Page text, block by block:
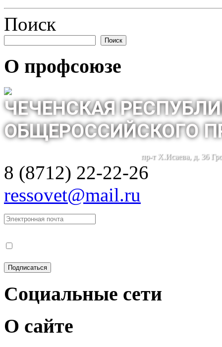
Поиск
Поиск
О профсоюзе
ЧЕЧЕНСКАЯ
ОБЩЕРОССИЙСКОГО
пр-т Х.Исаева, д. 36
8 (8712) 22-22-26
ressovet@mail.ru
Социальные сети
О сайте